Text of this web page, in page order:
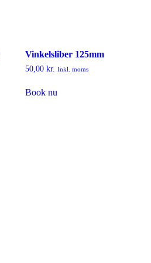
Vinkelsliber 125mm
50,00 kr. Inkl. moms
Book nu